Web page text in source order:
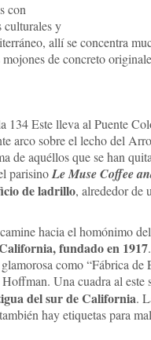
con
culturales y
allí se concentra
de concreto
134 Este lleva al Puente
arco sobre el lecho del
de aquéllos que se han
parisinoLe Muse Coffee
de ladrillo, alrededor de
hacia el homónimo
fundado en 1917
como “Fábrica de
Una cuadra al
del sur de California.
hay etiquetas para